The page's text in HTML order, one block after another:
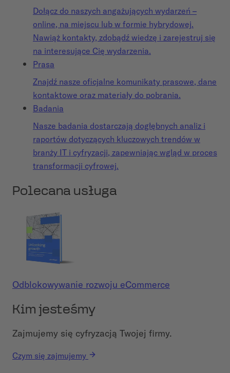
Dołącz do naszych angażujących wydarzeń –
online, na miejscu lub w formie hybrydowej.
Nawiąż kontakty, zdobądź wiedzę i zarejestruj się
na interesujące Cię wydarzenia.
Prasa
Znajdź nasze oficjalne komunikaty prasowe, dane
kontaktowe oraz materiały do pobrania.
Badania
Nasze badania dostarczają dogłębnych analiz i
raportów dotyczących kluczowych trendów w
branży IT i cyfryzacji, zapewniając wgląd w proces
transformacji cyfrowej.
Polecana usługa
Odblokowywanie rozwoju eCommerce
Kim jesteśmy
Zajmujemy się cyfryzacją Twojej firmy.
Czym się zajmujemy